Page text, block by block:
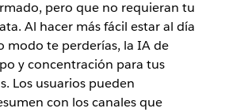
pero que no requieran tu
Al hacer más fácil estar al día
modo te perderías, la IA de
y concentración para tus
Los usuarios pueden
con los canales que